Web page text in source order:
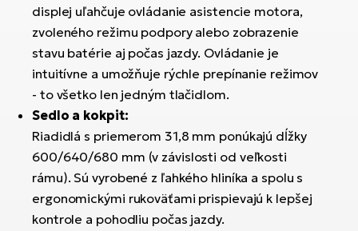
displej uľahčuje ovládanie asistencie motora,
zvoleného režimu podpory alebo zobrazenie
stavu batérie aj počas jazdy. Ovládanie je
intuitívne a umožňuje rýchle prepínanie režimov
- to všetko len jedným tlačidlom.
Sedlo a kokpit:
Riadidlá s priemerom 31,8 mm ponúkajú dĺžky
600/640/680 mm (v závislosti od veľkosti
rámu). Sú vyrobené z ľahkého hliníka a spolu s
ergonomickými rukoväťami prispievajú k lepšej
kontrole a pohodliu počas jazdy.